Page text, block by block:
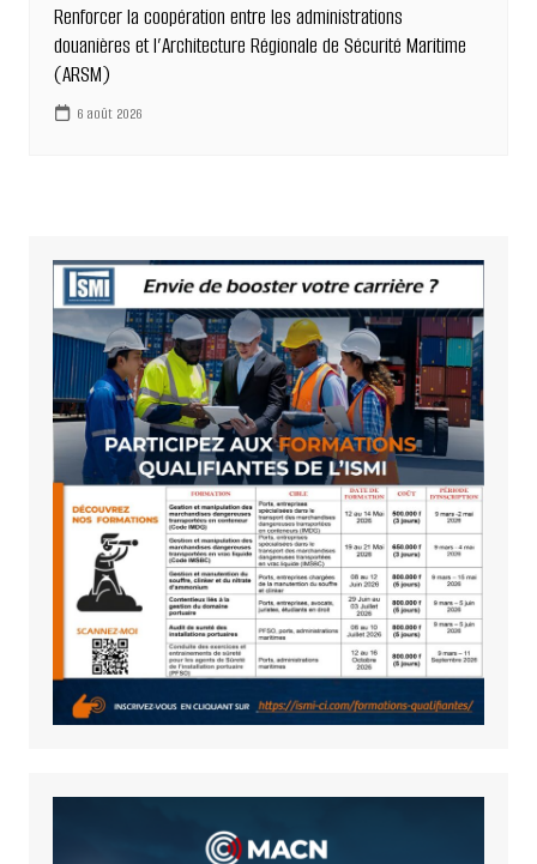
Renforcer la coopération entre les administrations
douanières et l’Architecture Régionale de Sécurité Maritime
(ARSM)
6 août 2026